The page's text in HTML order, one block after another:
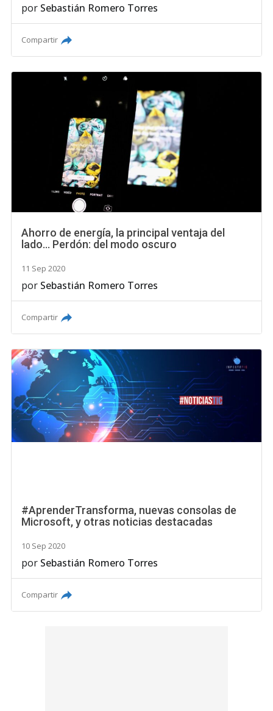
por Sebastián Romero Torres
Compartir
Ahorro de energía, la principal ventaja del
lado... Perdón: del modo oscuro
11 Sep 2020
por Sebastián Romero Torres
Compartir
#AprenderTransforma, nuevas consolas de
Microsoft, y otras noticias destacadas
10 Sep 2020
por Sebastián Romero Torres
Compartir